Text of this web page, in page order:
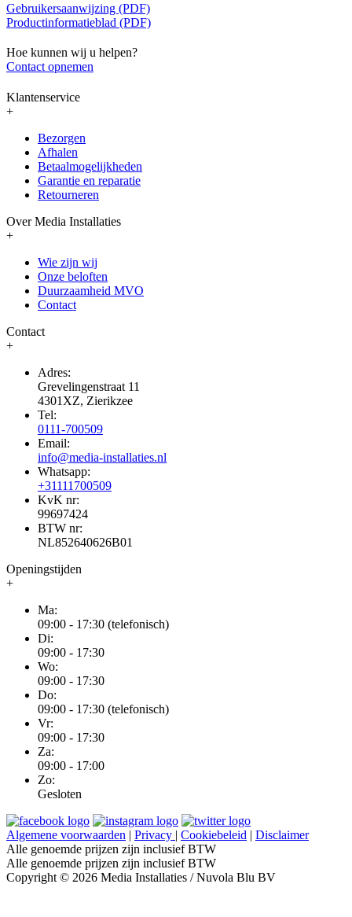
Gebruikersaanwijzing (PDF)
Productinformatieblad (PDF)
Hoe kunnen wij u helpen?
Contact opnemen
Klantenservice
+
Bezorgen
Afhalen
Betaalmogelijkheden
Garantie en reparatie
Retourneren
Over Media Installaties
+
Wie zijn wij
Onze beloften
Duurzaamheid MVO
Contact
Contact
+
Adres:
Grevelingenstraat 11
4301XZ, Zierikzee
Tel:
0111-700509
Email:
info@media-installaties.nl
Whatsapp:
+31111700509
KvK nr:
99697424
BTW nr:
NL852640626B01
Openingstijden
+
Ma:
09:00 - 17:30 (telefonisch)
Di:
09:00 - 17:30
Wo:
09:00 - 17:30
Do:
09:00 - 17:30 (telefonisch)
Vr:
09:00 - 17:30
Za:
09:00 - 17:00
Zo:
Gesloten
Algemene voorwaarden | Privacy | Cookiebeleid | Disclaimer
Alle genoemde prijzen zijn inclusief BTW
Alle genoemde prijzen zijn inclusief BTW
Copyright © 2026 Media Installaties / Nuvola Blu BV